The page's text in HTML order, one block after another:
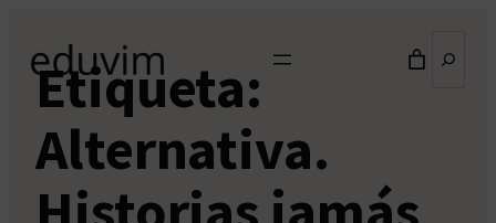
contenido
Etiqueta:
Alternativa.